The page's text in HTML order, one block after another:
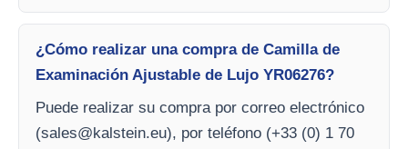
¿Cómo realizar una compra de Camilla de
Examinación Ajustable de Lujo YR06276?
Puede realizar su compra por correo electrónico
(sales@kalstein.eu), por teléfono (+33 (0) 1 70